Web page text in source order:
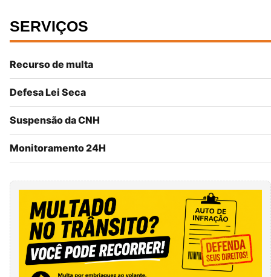
SERVIÇOS
Recurso de multa
Defesa Lei Seca
Suspensão da CNH
Monitoramento 24H